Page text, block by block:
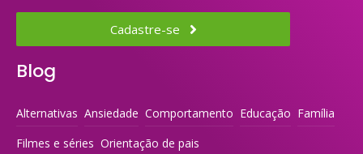
Cadastre-se
Blog
Alternativas Ansiedade Comportamento Educação Família
Filmes e séries Orientação de pais